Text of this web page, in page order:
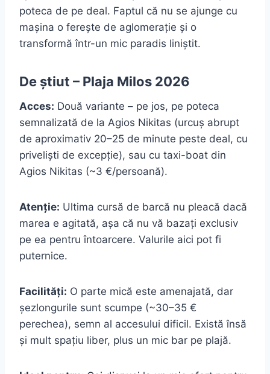
poteca de pe deal. Faptul că nu se ajunge cu
mașina o ferește de aglomerație și o
transformă într-un mic paradis liniștit.
De știut – Plaja Milos 2026
Acces: Două variante – pe jos, pe poteca
semnalizată de la Agios Nikitas (urcuș abrupt
de aproximativ 20–25 de minute peste deal, cu
priveliști de excepție), sau cu taxi-boat din
Agios Nikitas (~3 €/persoană).
Atenție: Ultima cursă de barcă nu pleacă dacă
marea e agitată, așa că nu vă bazați exclusiv
pe ea pentru întoarcere. Valurile aici pot fi
puternice.
Facilități: O parte mică este amenajată, dar
șezlongurile sunt scumpe (~30–35 €
perechea), semn al accesului dificil. Există însă
și mult spațiu liber, plus un mic bar pe plajă.